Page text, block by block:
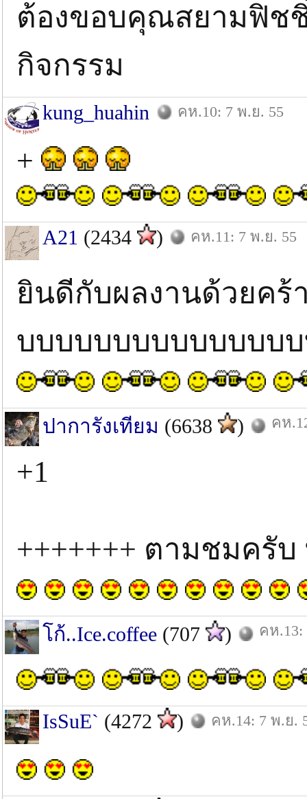
ต้องขอบคุณสยามฟิช
กิจกรรม
kung_huahin คห.10: 7 พ.ย. 55
+
A21 (2434 ) คห.11: 7 พ.ย. 55
ยินดีกับผลงานด้วยคร้
บบบบบบบบบบบบบบบ
ปาการังเทียม (6638 ) คห
+1
+++++++ ตามชมครับ
โก้..Ice.coffee (707 ) คห.13:
IsSuE` (4272 ) คห.14: 7 พ.ย.